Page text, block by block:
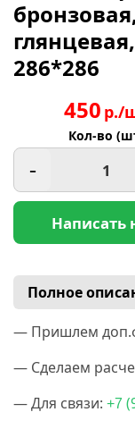
286*286
450 р./
Кол-во
-
Написать
Полное
— Пришлем
— Сделаем
— Для связи: +7